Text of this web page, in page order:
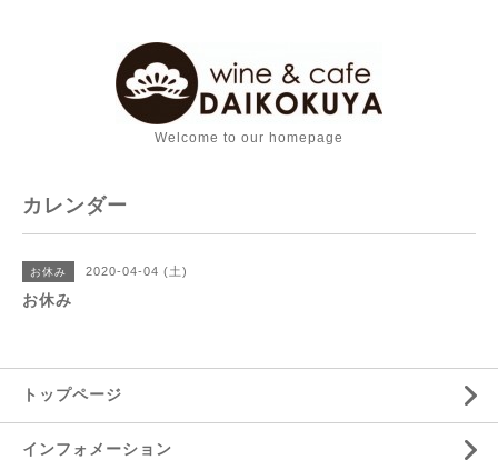
Welcome to our homepage
カレンダー
お休み 2020-04-04 (土)
お休み
トップページ
インフォメーション